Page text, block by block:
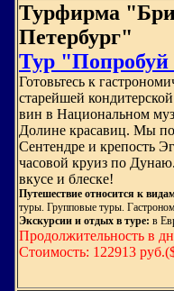
Турфирма
Петербург"
Тур
Готовьтесь к
старейшей
вин в Национальном
Долине красавиц. Мы
Сентендре и крепость
часовой круиз по
вкусе и блеске!
Путешествие относится к
туры. Групповые туры.
Экскурсии и отдых в туре: в
Продолжительность в
Стоимость: 122913